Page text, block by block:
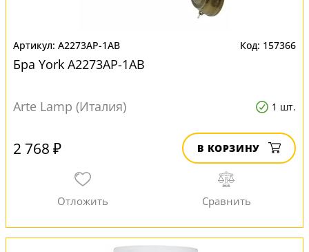
A2273AP-1AB 157366
Бра York A2273AP-1AB
Arte Lamp (Италия) 1 шт.
2 768 ₽ В КОРЗИНУ